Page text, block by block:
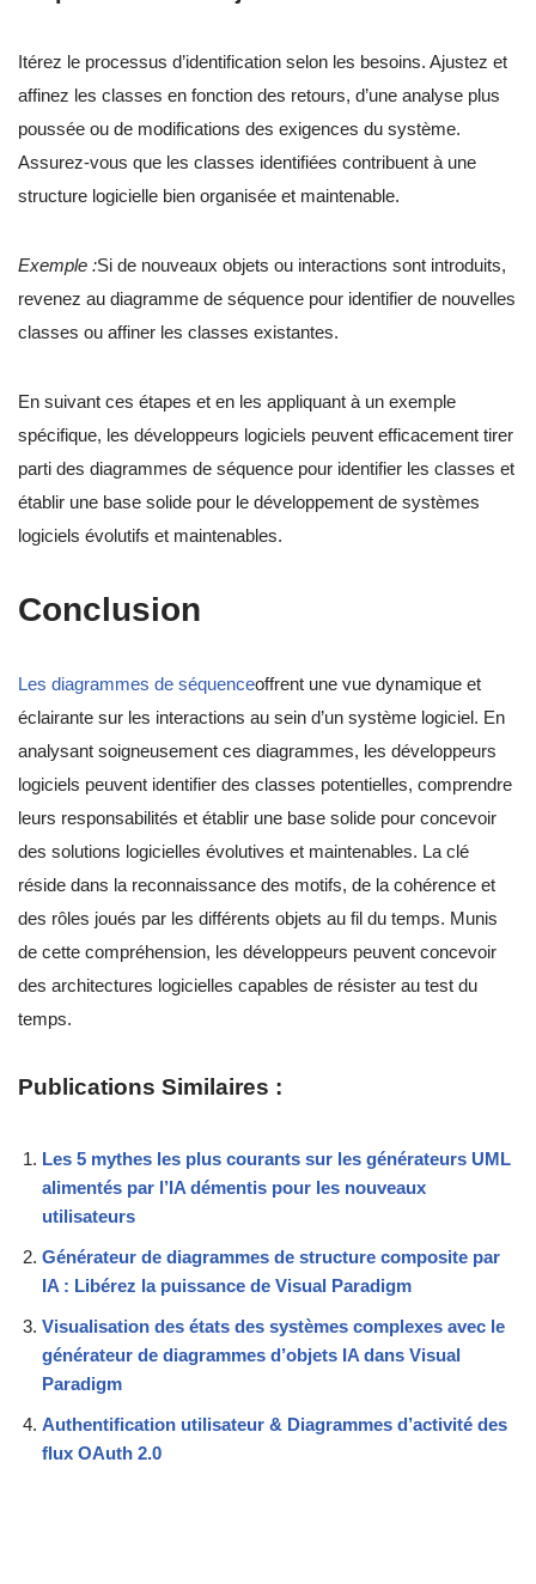
Itérez le processus d’identification selon les besoins. Ajustez et
affinez les classes en fonction des retours, d’une analyse plus
poussée ou de modifications des exigences du système.
Assurez-vous que les classes identifiées contribuent à une
structure logicielle bien organisée et maintenable.
Exemple :Si de nouveaux objets ou interactions sont introduits,
revenez au diagramme de séquence pour identifier de nouvelles
classes ou affiner les classes existantes.
En suivant ces étapes et en les appliquant à un exemple
spécifique, les développeurs logiciels peuvent efficacement tirer
parti des diagrammes de séquence pour identifier les classes et
établir une base solide pour le développement de systèmes
logiciels évolutifs et maintenables.
Conclusion
Les diagrammes de séquenceoffrent une vue dynamique et
éclairante sur les interactions au sein d’un système logiciel. En
analysant soigneusement ces diagrammes, les développeurs
logiciels peuvent identifier des classes potentielles, comprendre
leurs responsabilités et établir une base solide pour concevoir
des solutions logicielles évolutives et maintenables. La clé
réside dans la reconnaissance des motifs, de la cohérence et
des rôles joués par les différents objets au fil du temps. Munis
de cette compréhension, les développeurs peuvent concevoir
des architectures logicielles capables de résister au test du
temps.
Publications Similaires :
Les 5 mythes les plus courants sur les générateurs UML
alimentés par l’IA démentis pour les nouveaux
utilisateurs
Générateur de diagrammes de structure composite par
IA : Libérez la puissance de Visual Paradigm
Visualisation des états des systèmes complexes avec le
générateur de diagrammes d’objets IA dans Visual
Paradigm
Authentification utilisateur & Diagrammes d’activité des
flux OAuth 2.0